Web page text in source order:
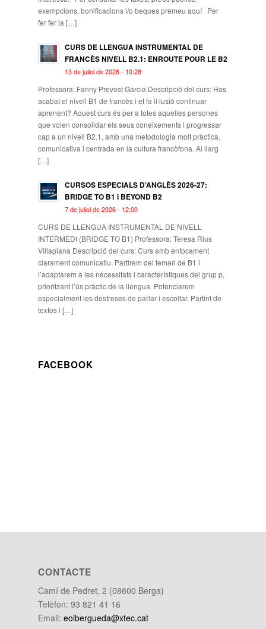
exempcions, bonificacions i/o beques premeu aquí Per
fer fer la […]
CURS DE LLENGUA INSTRUMENTAL DE
FRANCÈS NIVELL B2.1: ENROUTE POUR LE B2
13 de juliol de 2026 - 10:28
Professora: Fanny Prevost Garcia Descripció del curs: Has
acabat el nivell B1 de francès i et fa il·lusió continuar
aprenent? Aquest curs és per a totes aquelles persones
que volen consolidar els seus coneixements i progressar
cap a un nivell B2.1, amb una metodologia molt pràctica,
comunicativa i centrada en la cultura francòfona. Al llarg
[…]
CURSOS ESPECIALS D’ANGLÈS 2026-27:
BRIDGE TO B1 i BEYOND B2
7 de juliol de 2026 - 12:00
CURS DE LLENGUA INSTRUMENTAL DE NIVELL
INTERMEDI (BRIDGE TO B1) Professora: Teresa Rius
Villaplana Descripció del curs: Curs amb enfocament
clarament comunicatiu. Partirem del temari de B1 i
l’adaptarem a les necessitats i característiques del grup p,
prioritzant l’ús pràctic de la llengua. Potenciarem
especialment les destreses de parlar i escoltar. Partint de
textos i […]
FACEBOOK
CONTACTE
Camí de Pedret, 2 (08600 Berga)
Telèfon: 93 821 41 16
Email: eoibergueda@xtec.cat